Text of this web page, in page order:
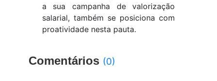
a sua campanha de valorização
salarial, também se posiciona com
proatividade nesta pauta.
Comentários (0)